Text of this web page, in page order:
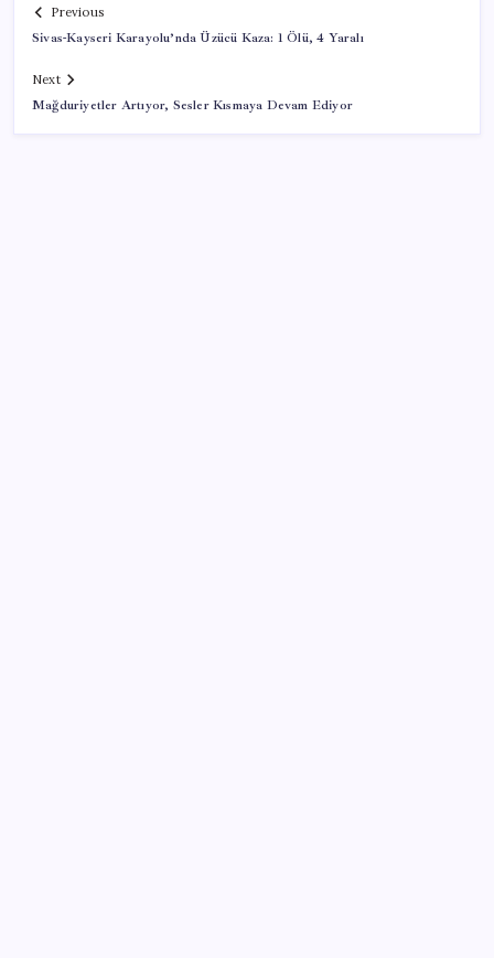
Previous
Sivas-Kayseri Karayolu’nda Üzücü Kaza: 1 Ölü, 4 Yaralı
Next
Mağduriyetler Artıyor, Sesler Kısmaya Devam Ediyor